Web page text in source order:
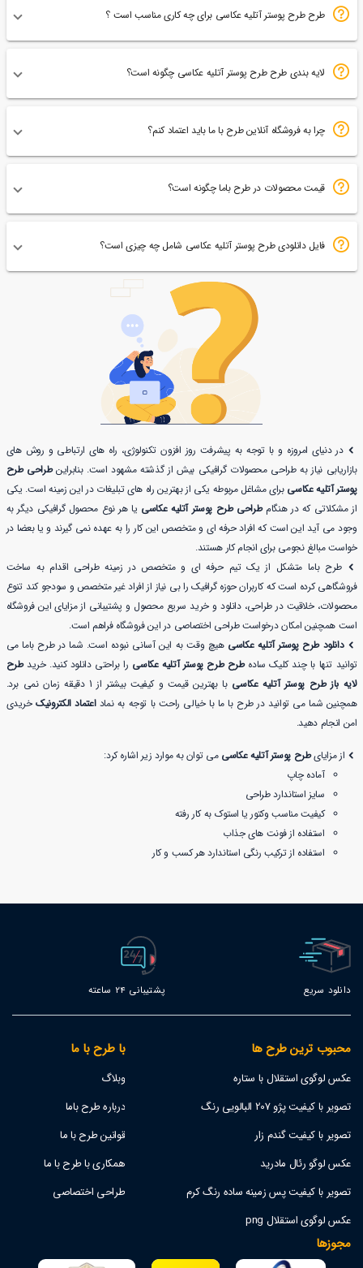
طرح طرح پوستر آتلیه عکاسی برای چه کاری مناسب است ؟
لایه بندی طرح طرح پوستر آتلیه عکاسی چگونه است؟
چرا به فروشگاه آنلاین طرح با ما باید اعتماد کنم؟
قیمت محصولات در طرح باما چگونه است؟
فایل دانلودی طرح پوستر آتلیه عکاسی شامل چه چیزی است؟
در دنیای امروزه و با توجه به پیشرفت روز افزون تکنولوژی، راه های ارتباطی و روش های
بازاریابی نیاز به طراحی محصولات گرافیکی بیش از گذشته مشهود است. بنابراینطراحی طرح
پوستر آتلیه عکاسی برای مشاغل مربوطه یکی از بهترین راه های تبلیغات در این زمینه است. یکی
از مشکلاتی که در هنگامطراحی طرح پوستر آتلیه عکاسی یا هر نوع محصول گرافیکی دیگر به
وجود می آید این است که افراد حرفه ای و متخصص این کار را به عهده نمی گیرند و یا بعضا در
خواست مبالغ نجومی برای انجام کار هستند.
طرح باما متشکل از یک تیم حرفه ای و متخصص در زمینه طراحی اقدام به ساخت
فروشگاهی کرده است که کاربران حوزه گرافیک را بی نیاز از افراد غیر متخصص و سودجو کند تنوع
محصولات، خلاقیت در طراحی، دانلود و خرید سریع محصول و پشتیبانی از مزایای این فروشگاه
است همچنین امکان درخواست طراحی اختصاصی در این فروشگاه فراهم است.
دانلود طرح پوستر آتلیه عکاسیهیچ وقت به این آسانی نبوده است. شما در طرح باما می
توانید تنها با چند کلیک سادهطرح طرح پوستر آتلیه عکاسی را براحتی دانلود کنید. خریدطرح
لایه باز طرح پوستر آتلیه عکاسی
با بهترین قیمت و کیفیت بیشتر از 1 دقیقه زمان نمی برد.
همچنین شما می توانید در طرح با ما با خیالی راحت با توجه به نماداعتماد الکترونیکخریدی
امن انجام دهید.
از مزایایطرح پوستر آتلیه عکاسی می توان به موارد زیر اشاره کرد:
آماده چاپ
سایز استاندارد طراحی
کیفیت مناسب وکتور یا استوک به کار رفته
استفاده از فونت های جذاب
استفاده از ترکیب رنگی استاندارد هر کسب و کار
دانلود سریع پشتیبانی 24 ساعته
محبوب ترین طرح ها
عکس لوگوی استقلال با ستاره
تصویر با کیفیت پژو 207 البالویی رنگ
تصویر با کیفیت گندم زار
عکس لوگو رئال مادرید
تصویر با کیفیت پس زمینه ساده رنگ کرم
عکس لوگوی استقلال png
با طرح با ما
وبلاگ
درباره طرح باما
قوانین طرح با ما
همکاری با طرح با ما
طراحی اختصاصی
مجوزها